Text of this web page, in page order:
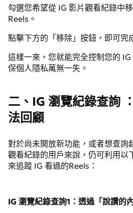
勾選您希望從 IG 影片觀看紀錄中
Reels。
點擊下方的「移除」按鈕，即可完
這樣一來，您就能完全控制您的
保個人隱私萬無一失。
二、IG 瀏覽紀錄查詢
法回顧
對於尚未開放新功能，或者想查詢
觀看紀錄的用戶來說，仍可利用以
來追蹤 IG 看過的Reels：
IG 瀏覽紀錄查詢1：透過「說讚的